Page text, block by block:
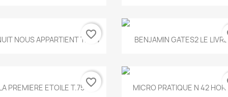
Aperçu rapide
NOUS APPARTIENT T.634
favorite_border Aperçu rapide
BENJAMIN GATES2 LE
Aperçu rapide
PREMIERE ETOILE T.755favorite_border Aperçu rapide
MICRO PRATIQUE N 42